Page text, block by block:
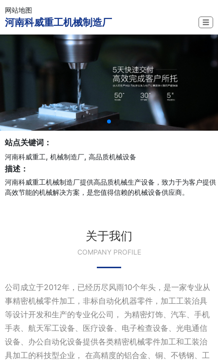
网站地图
河南科威重工机械制造厂 ☰
站点关键词：
河南科威重工, 机械制造厂, 高品质机械设备
描述：
河南科威重工机械制造厂提供高品质机械生产设备，致力于为客户提供
高效节能的机械解决方案，是您值得信赖的机械设备供应商。
关于我们
COMPANY PROFILE
公司成立于2012年，已经历尽风雨10个年头，是一家专业从
事精密机械零件加工，非标自动化机器零件，加工工装治具
等设计开发和生产的专业化公司， 为精密灯饰、汽车、手机
手表、航天军工设备、医疗设备、电子检查设备、光电通信
设备、办公自动化设备提供各类精密机械零件加工和工装治
具加工的科技型企业， 在高精度的铝合金、铜、不锈钢、工